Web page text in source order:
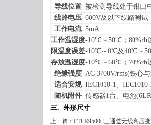
导线位置 被检测导线处于钳口
线路电压 600V及以下线路测试
工作电流 5mA
工作温湿度-10℃～ 50℃； 80%rh
限温度误差-10℃～ 0℃及40℃～ 50
存放温湿度-10℃～ 60℃； 70%rh
绝缘强度 AC 3700V/rms(铁心
适合安规 IEC1010-1、 IEC1010-
随机附件 传感器1台、电池
三. 外形尺寸
上一篇： ETCR9500C三通道无线高压